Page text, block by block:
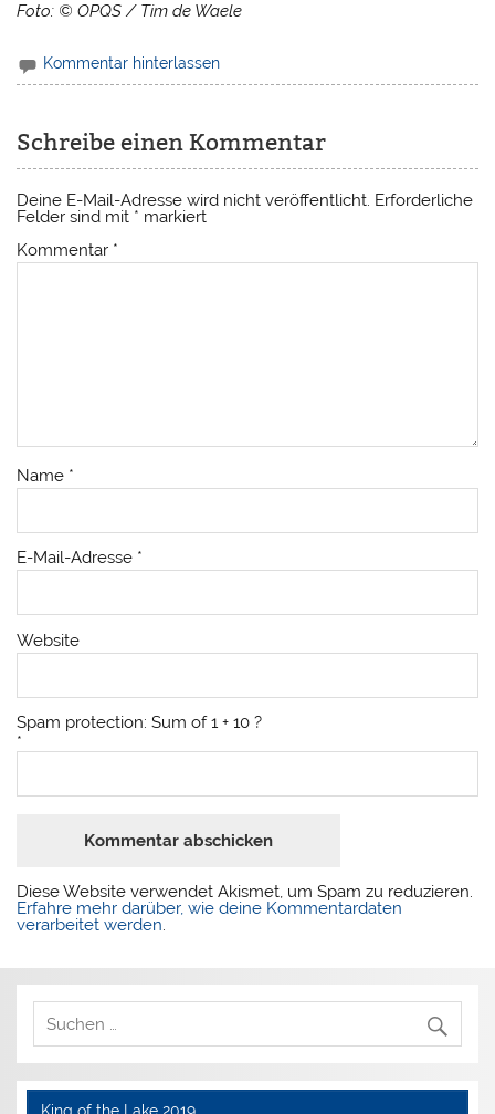
Foto: © OPQS / Tim de Waele
Kommentar hinterlassen
Schreibe einen Kommentar
Deine E-Mail-Adresse wird nicht veröffentlicht. Erforderliche
Felder sind mit * markiert
Kommentar *
Name *
E-Mail-Adresse *
Website
Spam protection: Sum of 1 + 10 ?
*
Diese Website verwendet Akismet, um Spam zu reduzieren.
Erfahre mehr darüber, wie deine Kommentardaten
verarbeitet werden.